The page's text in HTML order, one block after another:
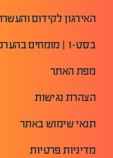
האירגון לקידום
בסט-1 | מומחים בהערכות שווי ופיננסים
מפת האתר
הצהרת נגישות
תנאי שימוש באתר
מדיניות פרטיות